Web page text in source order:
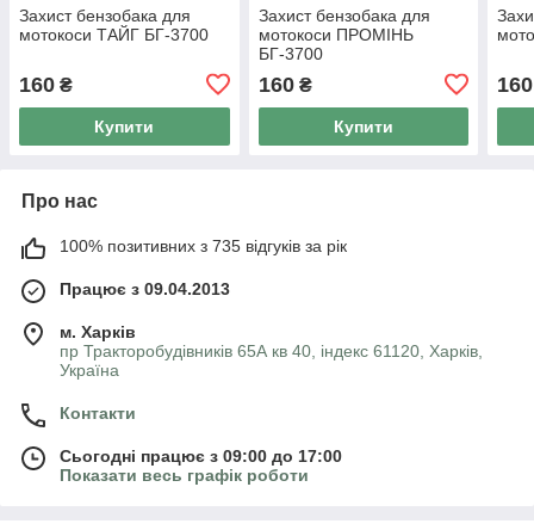
Захист бензобака для
мотокоси ТАЙГ БГ-3700
160 ₴
Купити
Захист бензобака для
мотокоси ПРОМІНЬ
БГ-3700
160₴
Купити
160
Про нас
100% позитивних з 735 відгуків за рік
Працює з 09.04.2013
м. Харків
пр Тракторобудівників 65А кв 40, індекс 61120, Харків,
Україна
Контакти
Сьогодні працює з 09:00 до 17:00
Показати весь графік роботи